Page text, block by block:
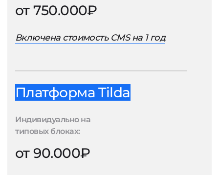
от 750.000₽
Включена стоимость CMS на 1 год
Платформа Tilda
Индивидуально на
типовых блоках:
от 90.000₽